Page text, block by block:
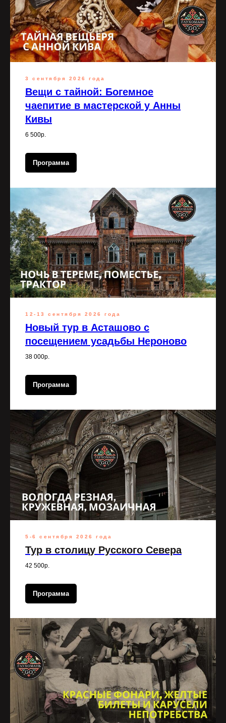
3 сентября 2026 года
Вещи с тайной: Богемное
чаепитие в мастерской у Анны
Кивы
6 500р.
Программа
12-13 сентября 2026 года
Новый тур в Асташово с
посещением усадьбы Нероново
38 000р.
Программа
5-6 сентября 2026 года
Тур в столицу Русского Севера
42 500р.
Программа